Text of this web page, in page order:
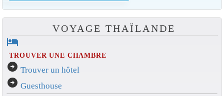
VOYAGE THAÏLANDE
hotel
TROUVER UNE CHAMBRE
arrow_circle_right Trouver un hôtel
arrow_circle_right Guesthouse